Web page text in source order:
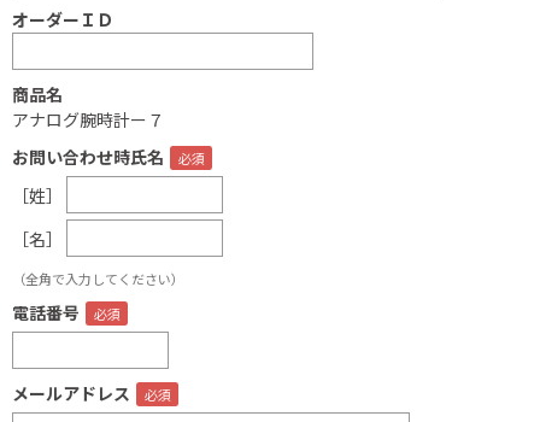
オーダーＩＤ
商品名
アナログ腕時計ー７
お問い合わせ時氏名
［姓］
［名］
（全角で入力してください）
電話番号
メールアドレス